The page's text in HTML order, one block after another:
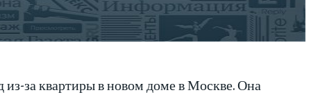
из-за квартиры в новом доме в Москве. Она